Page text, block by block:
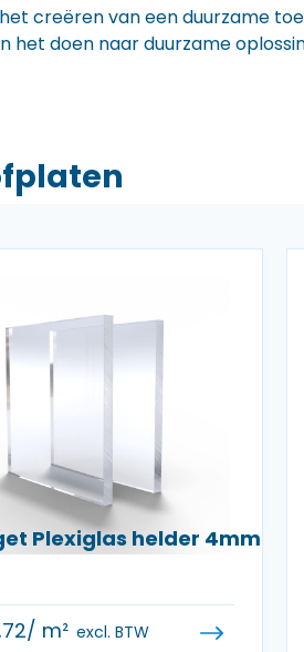
creëren van een duurzame
het doen naar duurzame
Plexiglas helder 4mm
/ m² excl. BTW